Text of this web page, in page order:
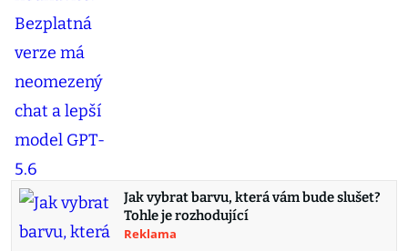
Jak vybrat barvu, která vám bude slušet?
Tohle je rozhodující
Reklama